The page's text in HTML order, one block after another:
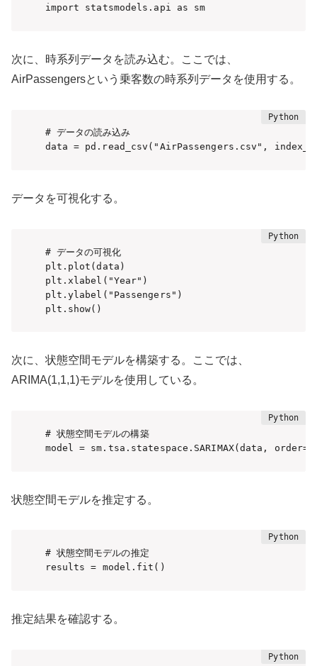
import statsmodels.api as sm
次に、時系列データを読み込む。ここでは、
AirPassengersという乗客数の時系列データを使用する。
# データの読み込み
data = pd.read_csv("AirPassengers.csv",
データを可視化する。
# データの可視化
plt.plot(data)
plt.xlabel("Year")
plt.ylabel("Passengers")
plt.show()
次に、状態空間モデルを構築する。ここでは、
ARIMA(1,1,1)モデルを使用している。
# 状態空間モデルの構築
model = sm.tsa.statespace.SARIMAX(data,
状態空間モデルを推定する。
# 状態空間モデルの推定
推定結果を確認する。